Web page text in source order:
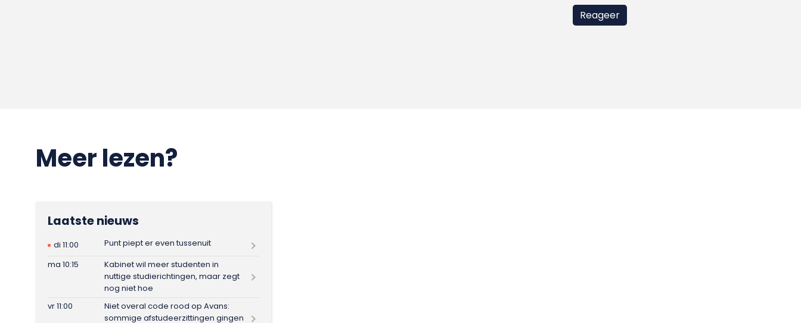
Meer lezen?
Laatste nieuws
di 11:00
Punt piept er even tussenuit
ma 10:15
Kabinet wil meer studenten in
nuttige studierichtingen, maar zegt
nog niet hoe
vr 11:00
Niet overal code rood op Avans:
sommige afstudeerzittingen gingen